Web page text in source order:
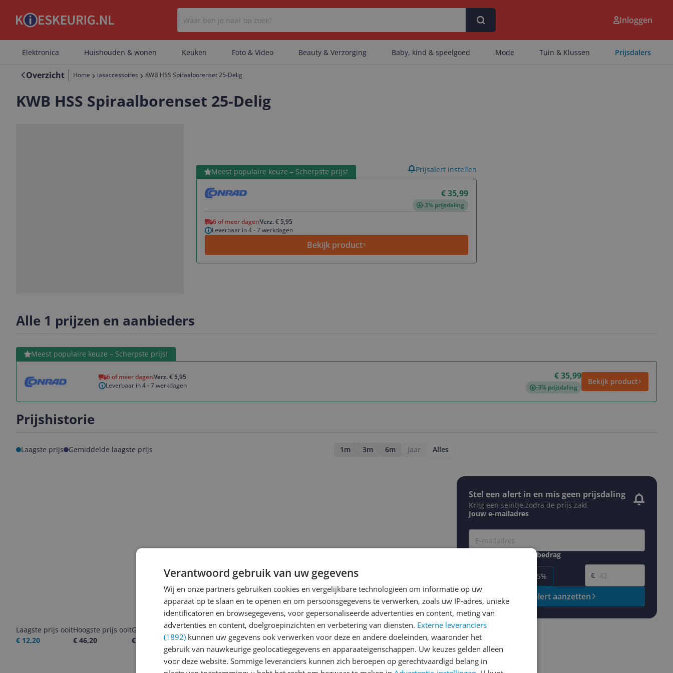
Er zijn geen categorieën gevonden.
Er zijn geen artikelen gevonden.
Inloggen
Elektronica Huishouden & wonen Keuken Foto & Video Beauty & Verzorging Baby, kind & speelgoed Mode Tuin & Klussen Prijsdalers
Overzicht Home lasaccessoires KWB HSS Spiraalborenset 25-Delig
KWB HSS Spiraalborenset 25-Delig
Meest populaire keuze – Scherpste prijs!
€ 35,99
-3% prijsdaling
6 of meer dagenVerz. € 5,95
Leverbaar in 4 - 7 werkdagen
Bekijk product
Bekijk product Prijsalert instellen
Alle 1 prijzen en aanbieders
Meest populaire keuze – Scherpste prijs!
6 of meer dagenVerz. € 5,95
Leverbaar in 4 - 7 werkdagen
€ 35,99
-3% prijsdaling
Bekijk product
Bekijk product
Prijshistorie
Laagste prijs Gemiddelde laagste prijs 1m 3m 6m Jaar Alles
Laagste prijs ooit
€ 12,20
Hoogste prijs ooit
€ 46,20
Goedkoopste nu
€ 43,98
Laatste prijsupdate
09-08-2026
Stel een alert in en mis geen prijsdaling
Krijg een seintje zodra de prijs zakt
Jouw e-mailadres
Gewenste daling of bedrag
-15%
Gewenste prijs
€
Prijsalert aanzetten
Verantwoord gebruik van uw gegevens
Wij en onze partners gebruiken cookies en vergelijkbare technologieën om informatie op uw
apparaat op te slaan en te openen en om persoonsgegevens te verwerken, zoals uw IP-adres, unieke
identificatoren en browsegegevens, voor gepersonaliseerde advertenties en content, meting van
advertenties en content, doelgroepinzichten en verbetering van diensten. Externe leveranciers
(1892) kunnen uw gegevens ook verwerken voor deze en andere doeleinden, waaronder het
gebruik van nauwkeurige geolocatiegegevens en apparaateigenschappen. Uw keuzes gelden alleen
voor deze website. Sommige leveranciers kunnen zich beroepen op gerechtvaardigd belang in